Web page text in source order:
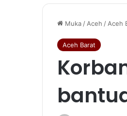
Muka / Aceh / Aceh
Aceh Barat